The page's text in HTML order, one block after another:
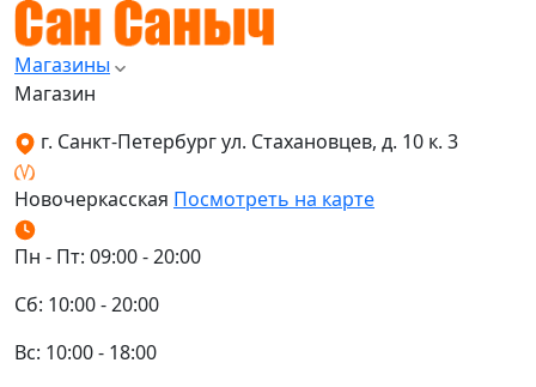
Магазины
Магазин
г. Санкт-Петербург ул. Стахановцев, д. 10 к. 3
Новочеркасская Посмотреть на карте
Пн - Пт: 09:00 - 20:00
Сб: 10:00 - 20:00
Вс: 10:00 - 18:00